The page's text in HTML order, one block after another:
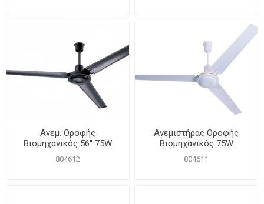
Ανεμ. Οροφής
Βιομηχανικός 56'' 75W
Μαύρος
804612
Ανεμιστήρας Οροφής
Βιομηχανικός 75W
56''Λευκός
804611